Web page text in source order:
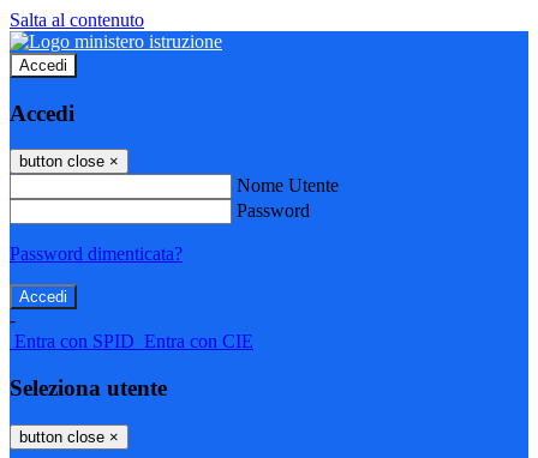
Salta al contenuto
Accedi
Accedi
button close ×
Nome Utente
Password
Password dimenticata?
-
Entra con SPID Entra con CIE
Seleziona utente
button close ×